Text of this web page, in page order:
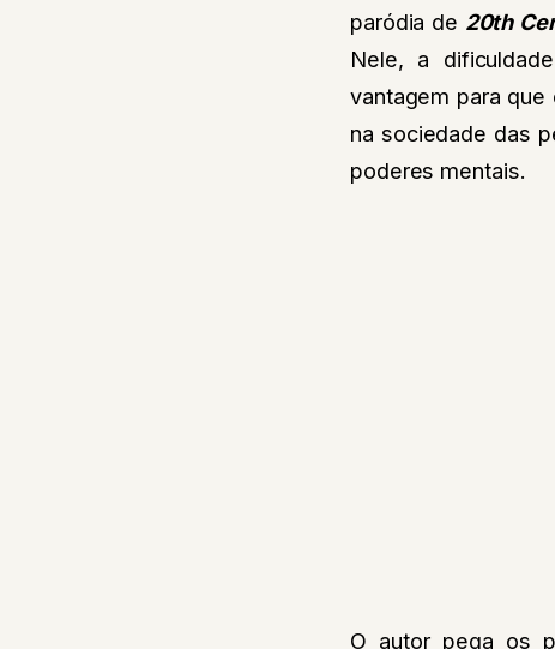
paródia de 20th
Nele, a
vantagem para
na sociedade das
poderes mentais.